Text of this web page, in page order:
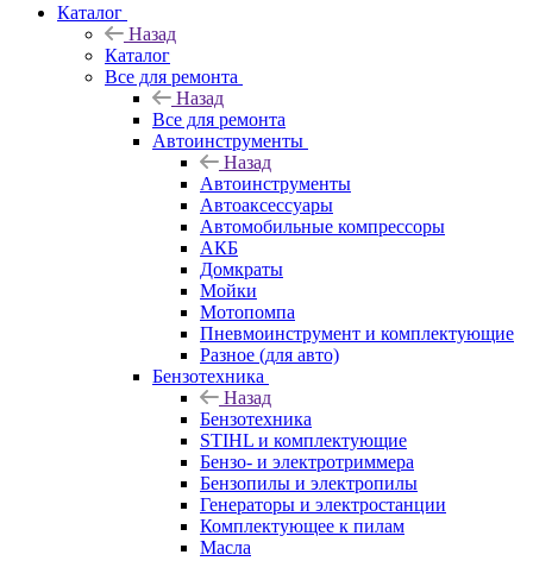
Каталог
Назад
Каталог
Все для ремонта
Назад
Все для ремонта
Автоинструменты
Назад
Автоинструменты
Автоаксессуары
Автомобильные компрессоры
АКБ
Домкраты
Мойки
Мотопомпа
Пневмоинструмент и комплектующие
Разное (для авто)
Бензотехника
Назад
Бензотехника
STIHL и комплектующие
Бензо- и электротриммера
Бензопилы и электропилы
Генераторы и электростанции
Комплектующее к пилам
Масла